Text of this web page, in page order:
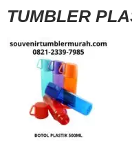
TUMBLER